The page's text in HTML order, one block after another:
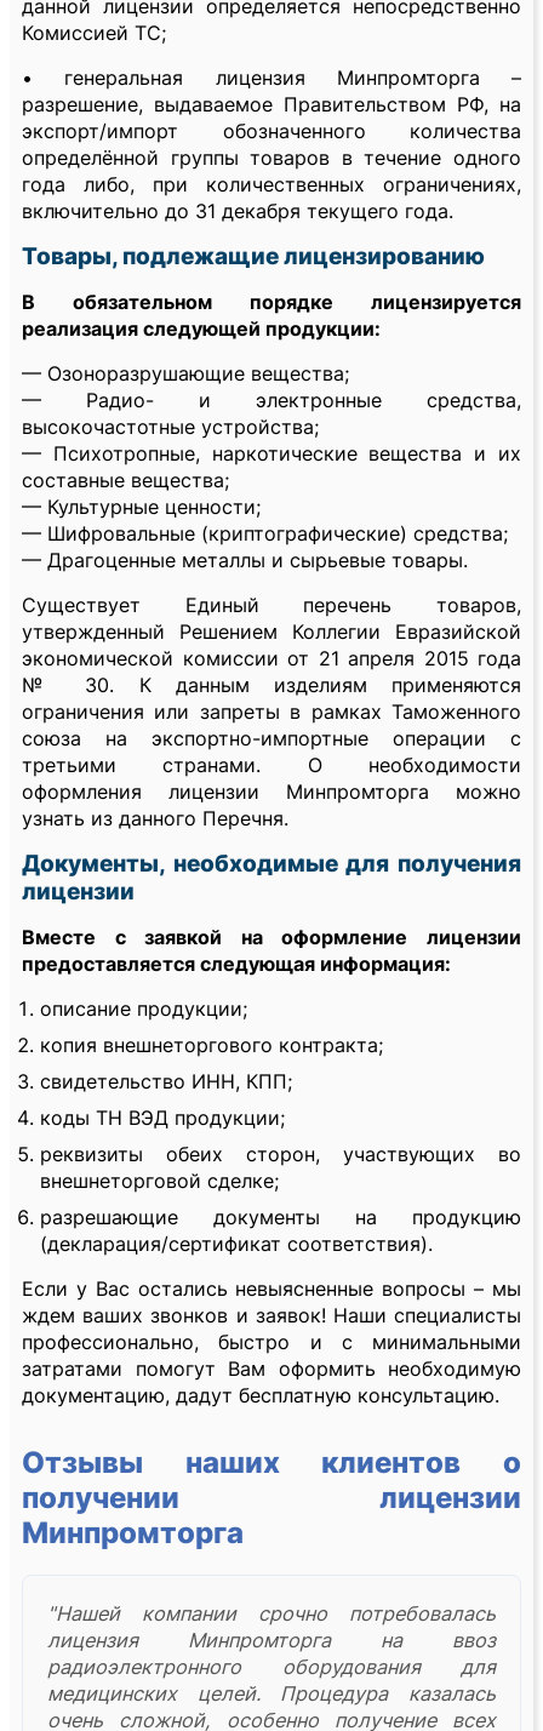
данной лицензии определяется непосредственно
Комиссией ТС;
• генеральная лицензия Минпромторга –
разрешение, выдаваемое Правительством РФ, на
экспорт/импорт обозначенного количества
определённой группы товаров в течение одного
года либо, при количественных ограничениях,
включительно до 31 декабря текущего года.
Товары, подлежащие лицензированию
В обязательном порядке лицензируется
реализация следующей продукции:
— Озоноразрушающие вещества;
— Радио- и электронные средства,
высокочастотные устройства;
— Психотропные, наркотические вещества и их
составные вещества;
— Культурные ценности;
— Шифровальные (криптографические) средства;
— Драгоценные металлы и сырьевые товары.
Существует Единый перечень товаров,
утвержденный Решением Коллегии Евразийской
экономической комиссии от 21 апреля 2015 года
№ 30. К данным изделиям применяются
ограничения или запреты в рамках Таможенного
союза на экспортно-импортные операции с
третьими странами. О необходимости
оформления лицензии Минпромторга можно
узнать из данного Перечня.
Документы, необходимые для получения
лицензии
Вместе с заявкой на оформление лицензии
предоставляется следующая информация:
описание продукции;
копия внешнеторгового контракта;
свидетельство ИНН, КПП;
коды ТН ВЭД продукции;
реквизиты обеих сторон, участвующих во
внешнеторговой сделке;
разрешающие документы на продукцию
(декларация/сертификат соответствия).
Если у Вас остались невыясненные вопросы – мы
ждем ваших звонков и заявок! Наши специалисты
профессионально, быстро и с минимальными
затратами помогут Вам оформить необходимую
документацию, дадут бесплатную консультацию.
Отзывы наших клиентов о
получении лицензии
Минпромторга
"Нашей компании срочно потребовалась
лицензия Минпромторга на ввоз
радиоэлектронного оборудования для
медицинских целей. Процедура казалась
очень сложной, особенно получение всех